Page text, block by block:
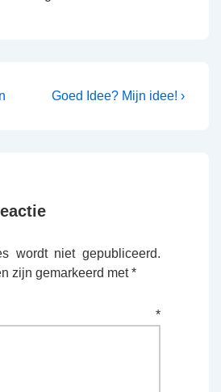
Volgende
Goed Idee? Mijn idee! ›
wordt niet gepubliceerd.
zijn gemarkeerd met*
*